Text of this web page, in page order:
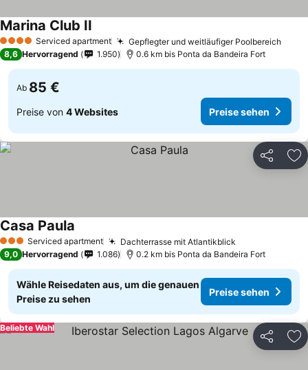
4 Sterne Serviced apartment Gepflegter und weitläufiger Poolbereich
Marina Club II
8,6 Hervorragend 1.950 0.6 km bis Ponta da Bandeira Fort
Ab 85 €
Preise von 4 Websites Preise sehen
Teilen
3 SterneServiced apartment Dachterrasse mit Atlantikblick
Casa Paula
9,0 Hervorragend 1.086 0.2 km bis Ponta da Bandeira Fort
Wähle Reisedaten aus, um die genauen
Preise zu sehen
Preise sehen
Teilen
Beliebte Wahl